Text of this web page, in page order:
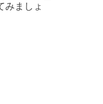
みましょ